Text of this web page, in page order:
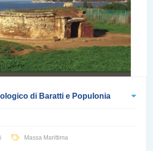
di Baratti e Populonia
Massa Marittima